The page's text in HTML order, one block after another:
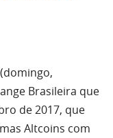
Brasileira que
de 2017, que
Altcoins com